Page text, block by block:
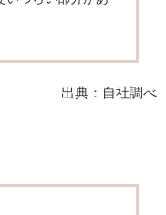
出典：自社調べ